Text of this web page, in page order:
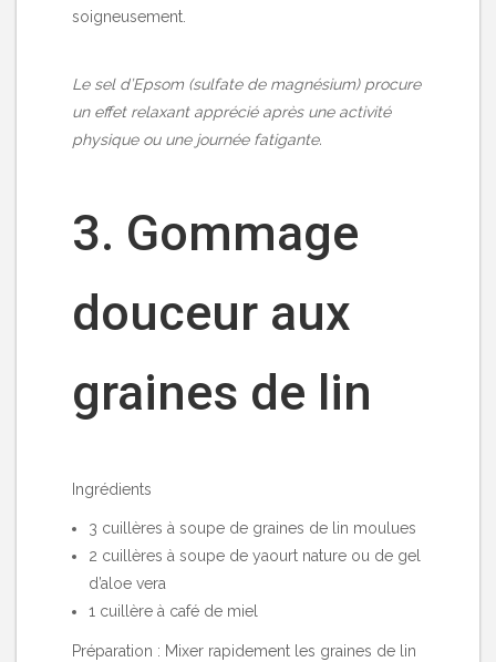
soigneusement.
Le sel d’Epsom (sulfate de magnésium) procure
un effet relaxant apprécié après une activité
physique ou une journée fatigante.
3. Gommage
douceur aux
graines de lin
Ingrédients
3 cuillères à soupe de graines de lin moulues
2 cuillères à soupe de yaourt nature ou de gel
d’aloe vera
1 cuillère à café de miel
Préparation : Mixer rapidement les graines de lin